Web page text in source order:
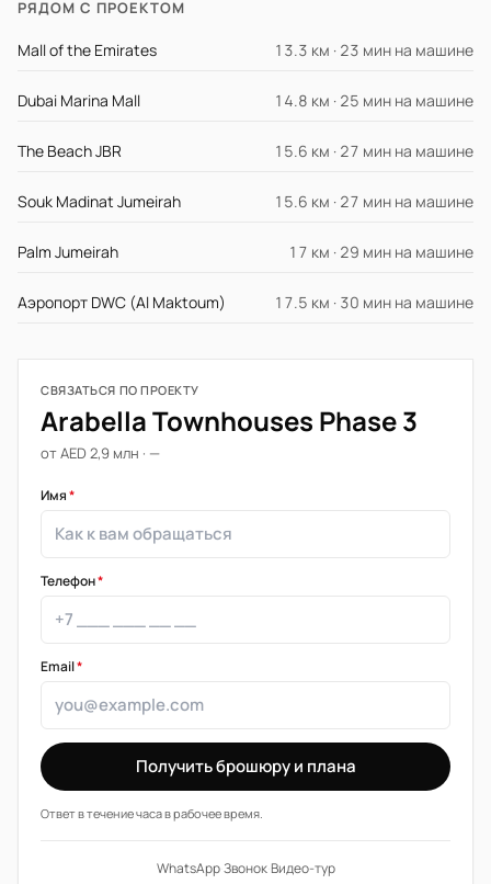
РЯДОМ С ПРОЕКТОМ
Mall of the Emirates 13.3 км · 23 мин на машине
Dubai Marina Mall 14.8 км · 25 мин на машине
The Beach JBR 15.6 км · 27 мин на машине
Souk Madinat Jumeirah 15.6 км · 27 мин на машине
Palm Jumeirah 17 км · 29 мин на машине
Аэропорт DWC (Al Maktoum) 17.5 км · 30 мин на машине
СВЯЗАТЬСЯ ПО ПРОЕКТУ
Arabella Townhouses Phase 3
от AED 2,9 млн · —
Имя*
Телефон*
Email*
Получить брошюру и плана
Ответ в течение часа в рабочее время.
WhatsApp·Звонок·Видео-тур